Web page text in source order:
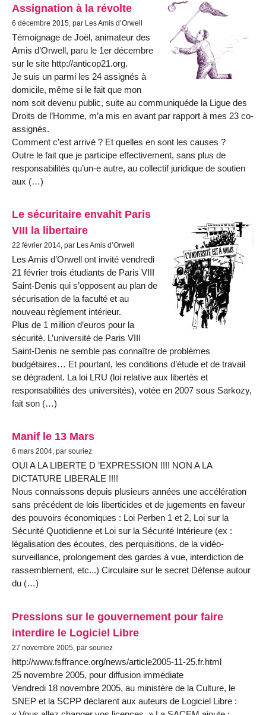
Assignation à la révolte
6 décembre 2015, par Les Amis d’Orwell
Témoignage de Joël, animateur des
Amis d’Orwell, paru le 1er décembre
sur le site http://anticop21.org.
Je suis un parmi les 24 assignés à
domicile, même si le fait que mon
nom soit devenu public, suite au communiquéde la Ligue des
Droits de l’Homme, m’a mis en avant par rapport à mes 23 co-
assignés.
Comment c’est arrivé ? Et quelles en sont les causes ?
Outre le fait que je participe effectivement, sans plus de
responsabilités qu’un-e autre, au collectif juridique de soutien
aux (…)
Le sécuritaire envahit Paris
VIII la libertaire
22 février 2014, par Les Amis d’Orwell
Les Amis d’Orwell ont invité vendredi
21 février trois étudiants de Paris VIII
Saint-Denis qui s’opposent au plan de
sécurisation de la faculté et au
nouveau règlement intérieur.
Plus de 1 million d’euros pour la
sécurité. L’université de Paris VIII
Saint-Denis ne semble pas connaître de problèmes
budgétaires… Et pourtant, les conditions d’étude et de travail
se dégradent. La loi LRU (loi relative aux libertés et
responsabilités des universités), votée en 2007 sous Sarkozy,
fait son (…)
Manif le 13 Mars
6 mars 2004, par souriez
OUI A LA LIBERTE D ’EXPRESSION !!!! NON A LA
DICTATURE LIBERALE !!!!
Nous connaissons depuis plusieurs années une accélération
sans précédent de lois liberticides et de jugements en faveur
des pouvoirs économiques : Loi Perben 1 et 2, Loi sur la
Sécurité Quotidienne et Loi sur la Sécurité Intérieure (ex :
légalisation des écoutes, des perquisitions, de la vidéo-
surveillance, prolongement des gardes à vue, interdiction de
rassemblement, etc...) Circulaire sur le secret Défense autour
du (…)
Pressions sur le gouvernement pour faire
interdire le Logiciel Libre
27 novembre 2005, par souriez
http://www.fsffrance.org/news/article2005-11-25.fr.html
25 novembre 2005, pour diffusion immédiate
Vendredi 18 novembre 2005, au ministère de la Culture, le
SNEP et la SCPP déclarent aux auteurs de Logiciel Libre :